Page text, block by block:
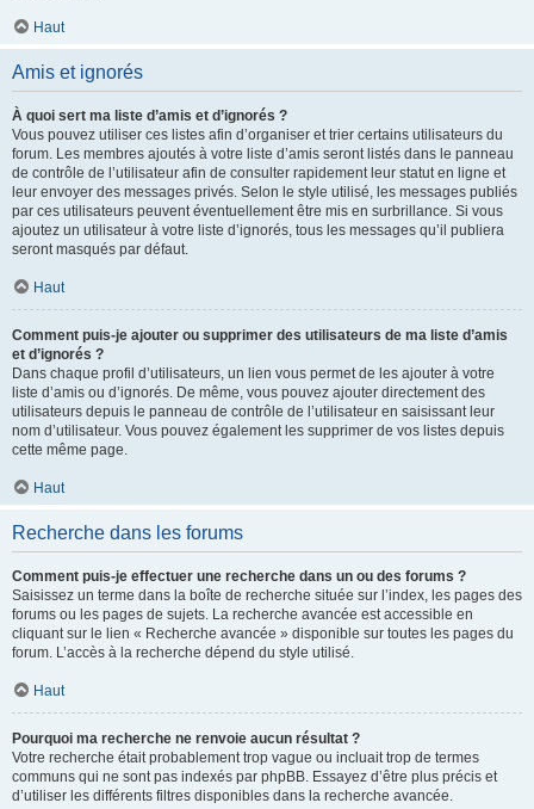
Haut
Amis et ignorés
À quoi sert ma liste d’amis et d’ignorés ?
Vous pouvez utiliser ces listes afin d’organiser et trier certains utilisateurs du
forum. Les membres ajoutés à votre liste d’amis seront listés dans le panneau
de contrôle de l’utilisateur afin de consulter rapidement leur statut en ligne et
leur envoyer des messages privés. Selon le style utilisé, les messages publiés
par ces utilisateurs peuvent éventuellement être mis en surbrillance. Si vous
ajoutez un utilisateur à votre liste d’ignorés, tous les messages qu’il publiera
seront masqués par défaut.
Haut
Comment puis-je ajouter ou supprimer des utilisateurs de ma liste d’amis
et d’ignorés ?
Dans chaque profil d’utilisateurs, un lien vous permet de les ajouter à votre
liste d’amis ou d’ignorés. De même, vous pouvez ajouter directement des
utilisateurs depuis le panneau de contrôle de l’utilisateur en saisissant leur
nom d’utilisateur. Vous pouvez également les supprimer de vos listes depuis
cette même page.
Haut
Recherche dans les forums
Comment puis-je effectuer une recherche dans un ou des forums ?
Saisissez un terme dans la boîte de recherche située sur l’index, les pages des
forums ou les pages de sujets. La recherche avancée est accessible en
cliquant sur le lien « Recherche avancée » disponible sur toutes les pages du
forum. L’accès à la recherche dépend du style utilisé.
Haut
Pourquoi ma recherche ne renvoie aucun résultat ?
Votre recherche était probablement trop vague ou incluait trop de termes
communs qui ne sont pas indexés par phpBB. Essayez d’être plus précis et
d’utiliser les différents filtres disponibles dans la recherche avancée.